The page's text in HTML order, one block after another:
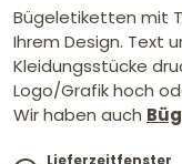
Bügeletiketten mit
Ihrem Design. Text
Kleidungsstücke
Logo/Grafik hoch
Wir haben auch
Lieferzeitfenster